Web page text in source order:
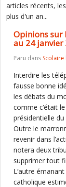
articles récents,
plus d'un an...
Opinions sur
au 24 janvier
Paru dans Scolaire
Interdire les
fausse bonne
les débats du
comme c’était
présidentielle
Outre le
revenir dans
notera deux
supprimer tout
L’autre
catholique